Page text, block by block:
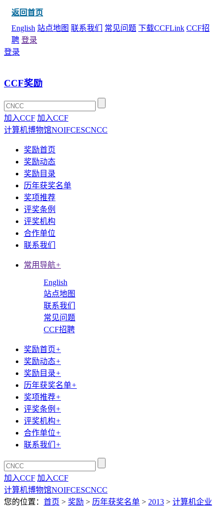
返回首页
English 站点地图 联系我们 常见问题 下载CCFLink CCF招
聘 登录
登录
CCF奖励
加入CCF 加入CCF
计算机博物馆NOIFCESCNCC
奖励首页
奖励动态
奖励目录
历年获奖名单
奖项推荐
评奖条例
评奖机构
合作单位
联系我们
常用导航+
English
站点地图
联系我们
常见问题
CCF招聘
奖励首页+
奖励动态+
奖励目录+
历年获奖名单+
奖项推荐+
评奖条例 +
评奖机构+
合作单位+
联系我们 +
加入CCF 加入CCF
计算机博物馆NOIFCESCNCC
您的位置： 首页 > 奖励 > 历年获奖名单 > 2013 > 计算机企业